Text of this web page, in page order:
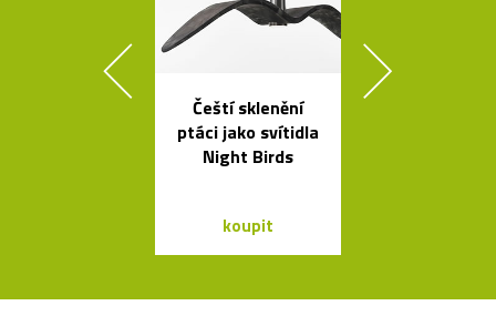
Čeští sklenění
ptáci jako svítidla
Night Birds
koupit